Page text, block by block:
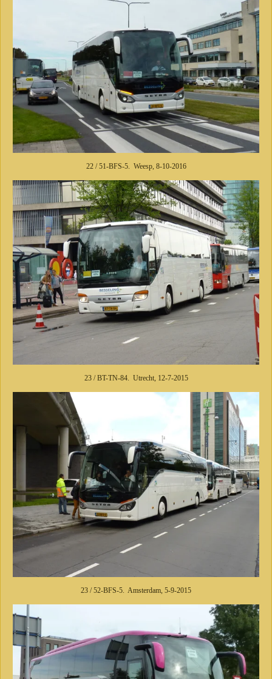
22 / 51-BFS-5. Weesp, 8-10-2016
23 / BT-TN-84. Utrecht, 12-7-2015
23 / 52-BFS-5. Amsterdam, 5-9-2015